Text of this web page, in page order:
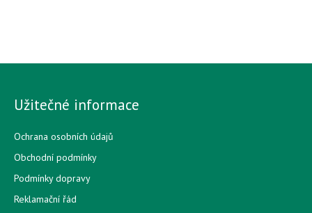
Užitečné informace
Ochrana osobních údajů
Obchodní podmínky
Podmínky dopravy
Reklamační řád